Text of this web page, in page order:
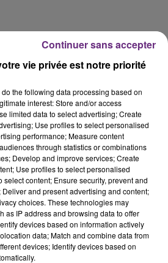
vie privée est notre priorité
do the following data processing based on
interest: Store and/or access
limited data to select advertising; Create
Use profiles to select personalised
performance; Measure content
through statistics or combinations
Develop and improve services; Create
Use profiles to select personalised
select content; Ensure security, prevent and
and present advertising and content;
choices. These technologies may
as IP address and browsing data to offer
devices based on information actively
data; Match and combine data from
devices; Identify devices based on
Continuer sans accepter